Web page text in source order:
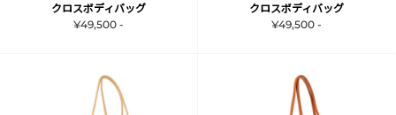
クロスボディバッグ
¥49,500 -
クロスボディバッグ
¥49,500 -